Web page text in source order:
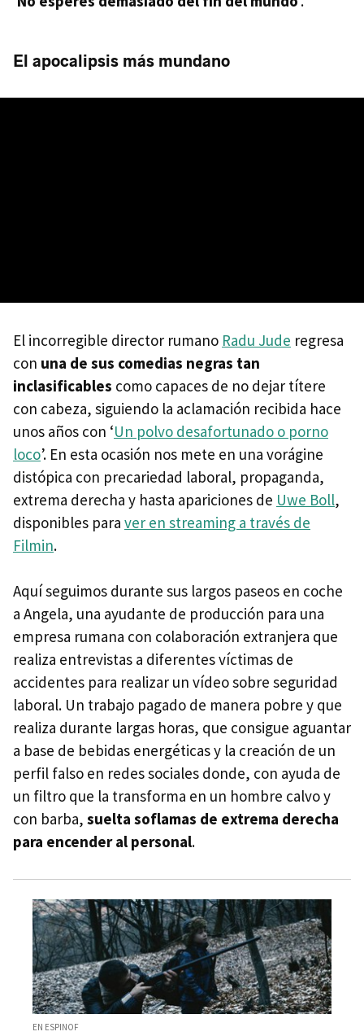
El apocalipsis más mundano
El incorregible director rumano Radu Jude regresa
con una de sus comedias negras tan
inclasificables como capaces de no dejar títere
con cabeza, siguiendo la aclamación recibida hace
unos años con ‘Un polvo desafortunado o porno
loco’. En esta ocasión nos mete en una vorágine
distópica con precariedad laboral, propaganda,
extrema derecha y hasta apariciones de Uwe Boll,
disponibles para ver en streaming a través de
Filmin.
Aquí seguimos durante sus largos paseos en coche
a Angela, una ayudante de producción para una
empresa rumana con colaboración extranjera que
realiza entrevistas a diferentes víctimas de
accidentes para realizar un vídeo sobre seguridad
laboral. Un trabajo pagado de manera pobre y que
realiza durante largas horas, que consigue aguantar
a base de bebidas energéticas y la creación de un
perfil falso en redes sociales donde, con ayuda de
un filtro que la transforma en un hombre calvo y
con barba, suelta soflamas de extrema derecha
para encender al personal.
EN ESPINOF